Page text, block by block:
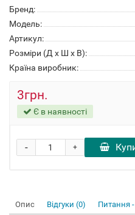
Бренд:
Модель:
Артикул:
Розміри (Д x Ш x В):
Країна виробник:
3грн.
Є в наявності
+
-
Опис Відгуки (0) Питання -